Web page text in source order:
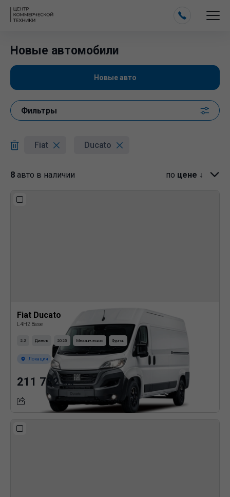
Новые автомобили
Новые авто
Фильтры
Fiat Ducato
8 авто в наличии по цене ↓
Fiat Ducato
L4H2 Base
2.2 Дизель 2025 Механическая Фургон
Локация
211 722 BYN
Подробнее